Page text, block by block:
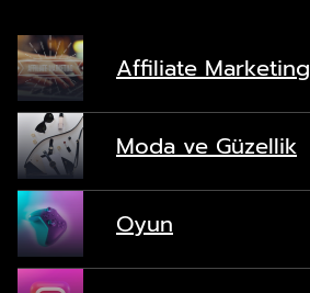
Affiliate Marketing
Moda ve Güzellik
Oyun